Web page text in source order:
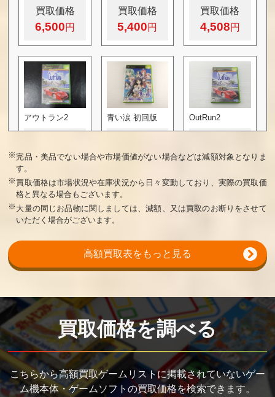
買取価格
6,500
買取価格
5,400
買取価格
4,508
アウトラン2
4,050
青い涙 初回版
3,600
OutRun2
3,500
零 スペシャルエ
3,100
オス
2,700
ダブルスティー
ル The second C
2,244
テネレッツァ
買取価格
ソニック ライダ
ーズ
買取価格
スパイクアウト
バトルストリー
ト
買取価格
※完品・美品でない場合や市場価値がない場合などは減額対象となりま
す。
※ 買取価格は市場状況や在庫状況から日々変動しており、実際の買取価
格と異なる場合もございます。
※ 大量の同じお品物に関しましては、減額、又は買取のお断りをさせて
いただく場合がございます。
高額買取表をもっと見る
買取価格を調べる
こちらから高額買取ゲームリストに掲載されていないゲー
ム機本体・ゲームソフトの買取価格を検索できます。